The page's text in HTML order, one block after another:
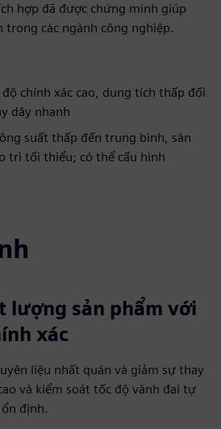
hợp đã được chứng minh giúp
trong các ngành công nghiệp.
độ chính xác cao, dung tích thấp đối
dây nhanh
suất thấp đến trung bình, sàn
trì tối thiểu; có thể cấu hình
lượng sản phẩm với
xác
liệu nhất quán và giảm sự thay
và kiểm soát tốc độ vành đai tự
định.